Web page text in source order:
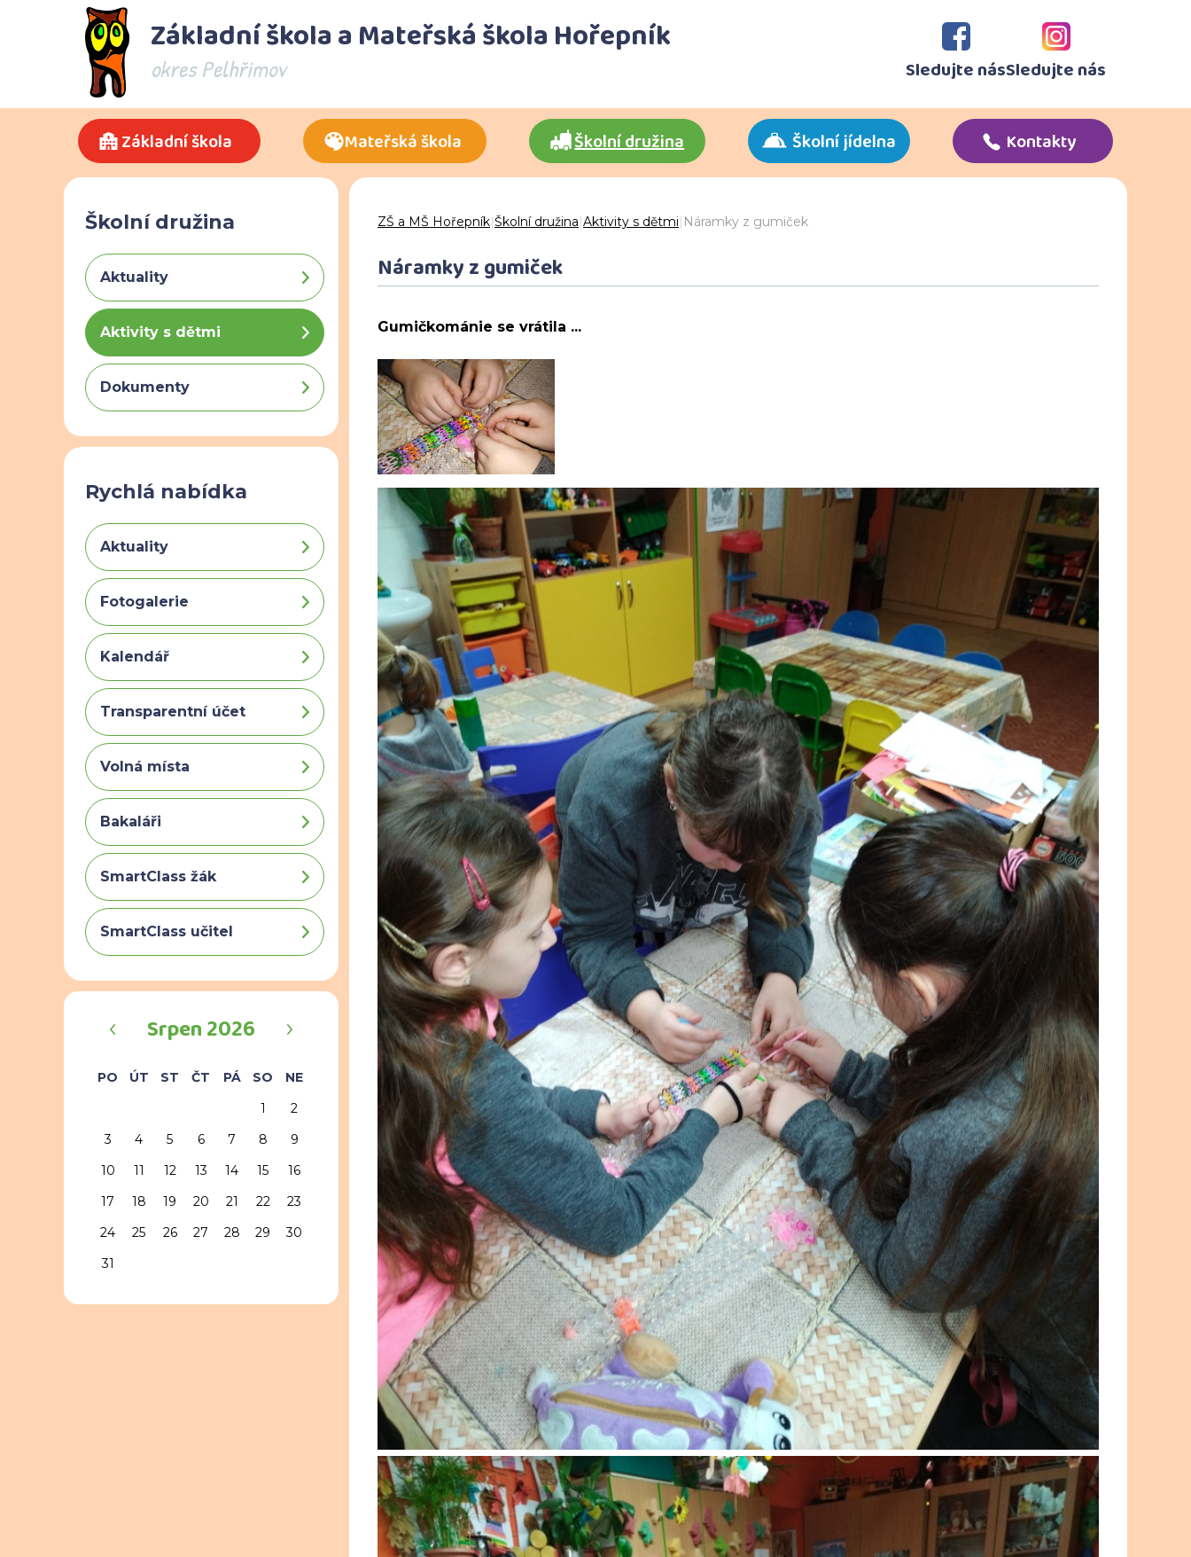
Základní škola a Mateřská škola Hořepník
okres Pelhřimov Sledujte násSledujte nás
Základní škola
Mateřská škola Školní družina Školní jídelna Kontakty
ZŠ a MŠ Hořepník|Školní družina|Aktivity s dětmi| Náramky z gumiček
Náramky z gumiček
Gumičkománie se vrátila ...
Školní družina
Aktuality
Aktivity s dětmi
Dokumenty
Rychlá nabídka
Aktuality
Fotogalerie
Kalendář
Transparentní účet
Volná místa
Bakaláři
SmartClass žák
SmartClass učitel
Srpen 2026
PO ÚT ST ČT PÁ SO
NE
1
2
3
4 5 6 7 8
9
10
11 12 13 14 15
16
17
18 19 20 21 22
23
24
25 26 27 28 29
30
31